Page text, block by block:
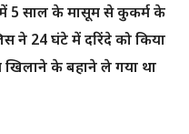
5 साल के मासूम से कुकर्म के
ने 24 घंटे में दरिंदे को किया
खिलाने के बहाने ले गया था